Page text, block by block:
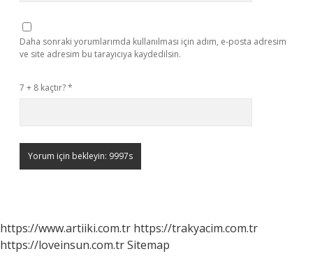
Daha sonraki yorumlarımda kullanılması için adım, e-posta adresim
ve site adresim bu tarayıcıya kaydedilsin.
7 + 8 kaçtır?*
https://www.artiiki.com.tr https://trakyacim.com.tr
https://loveinsun.com.trSitemap